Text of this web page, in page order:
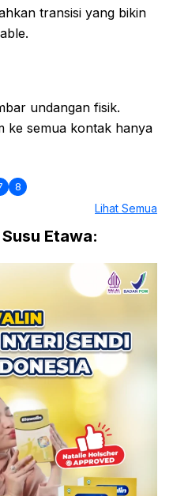
transisi yang bikin
undangan fisik.
ke semua kontak hanya
8
Lihat Semua
Etawa: